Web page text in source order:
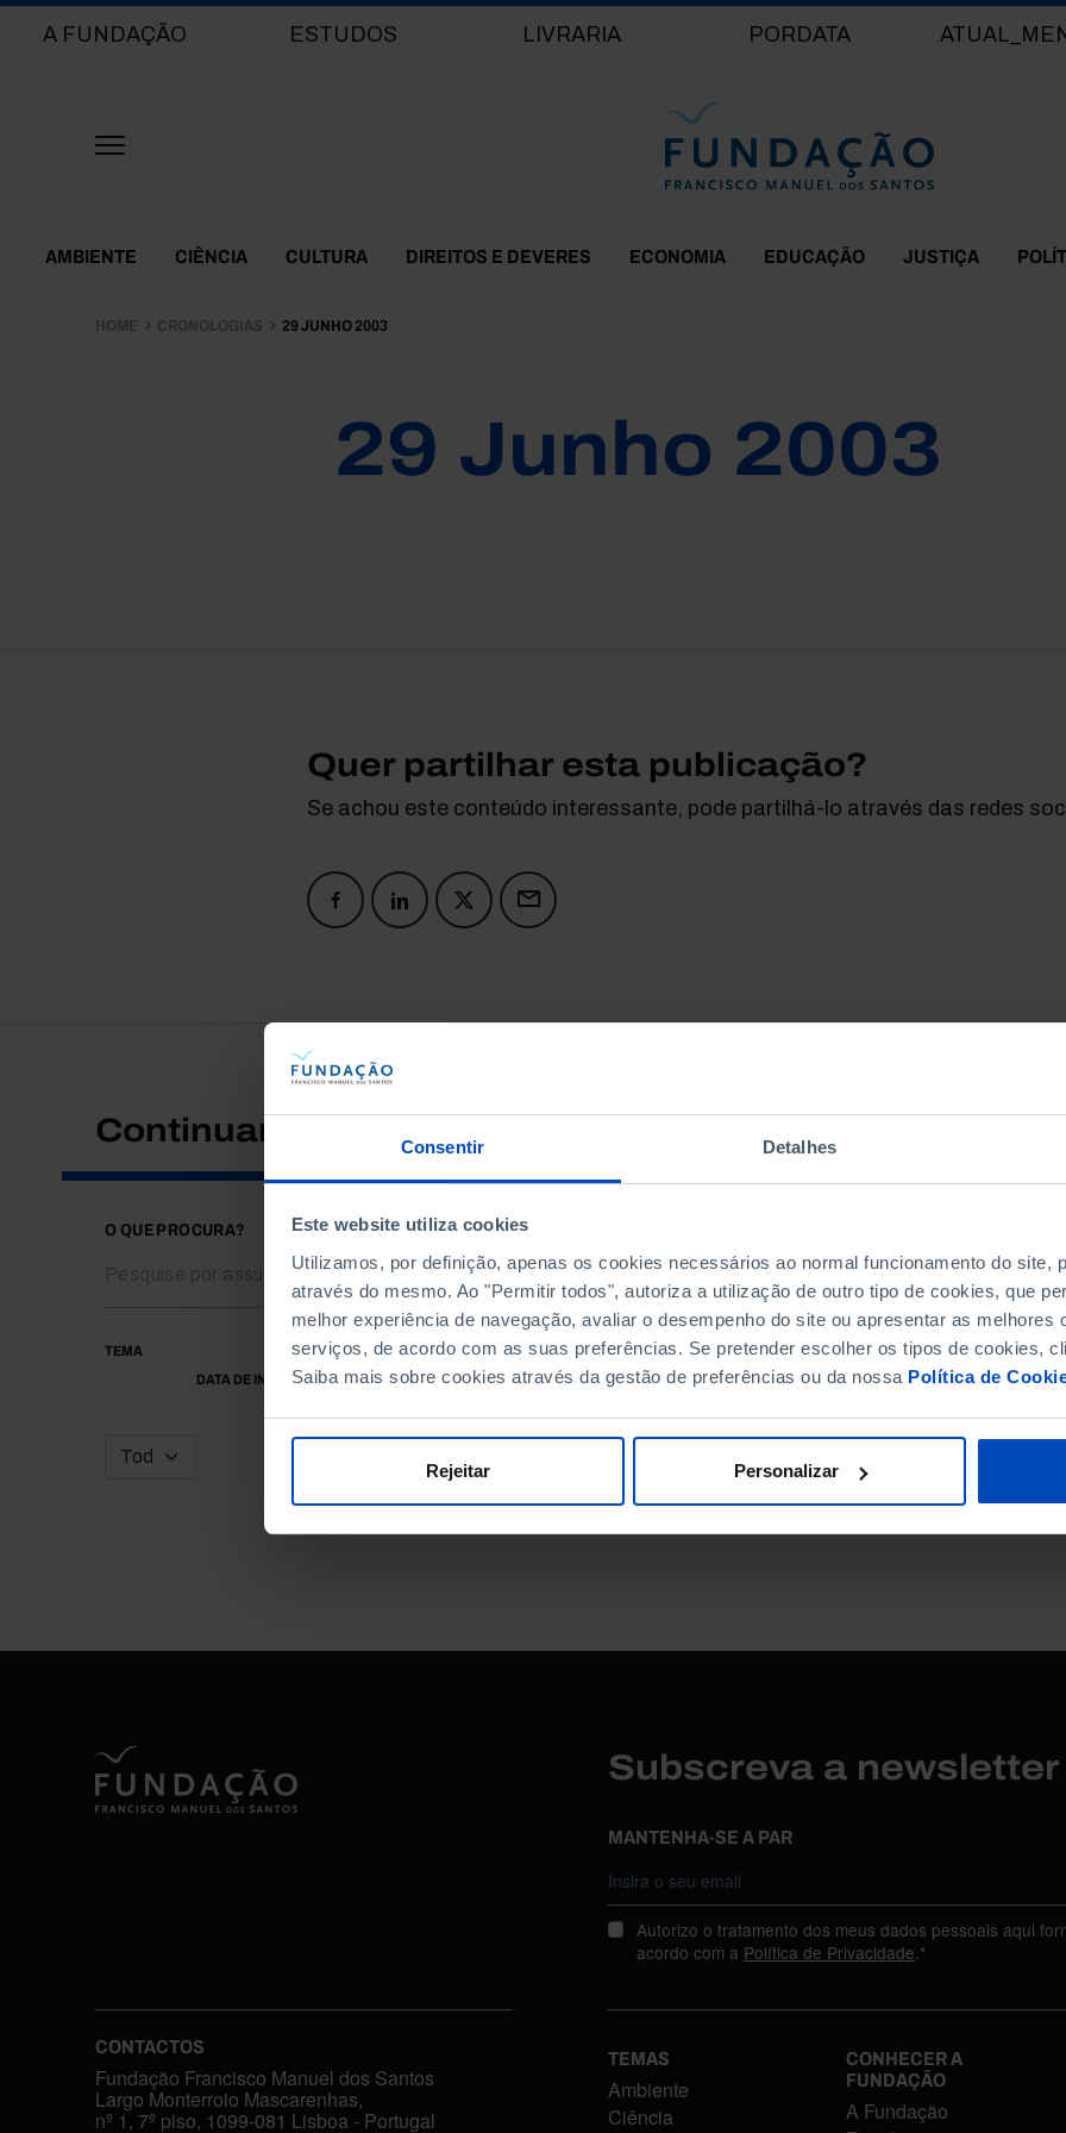
Consentir Detalhes
Este website utiliza cookies
Utilizamos, por definição, apenas os cookies necessários ao normal funcionamento do site,
através do mesmo. Ao "Permitir todos", autoriza a utilização de outro tipo de cookies, que
melhor experiência de navegação, avaliar o desempenho do site ou apresentar as melhores
serviços, de acordo com as suas preferências. Se pretender escolher os tipos de cookies,
Saiba mais sobre cookies através da gestão de preferências ou da nossa Política de
Rejeitar Personalizar
Main navigation
A FUNDAÇÃO ESTUDOS LIVRARIA PORDATA
Themes Menu
AMBIENTE CIÊNCIA CULTURA DIREITOS E DEVERES ECONOMIA EDUCAÇÃO JUSTIÇA
HOME CRONOLOGIAS 29 JUNHO 2003
29 Junho 2003
Quer partilhar esta publicação?
Se achou este conteúdo interessante, pode partilhá-lo através das redes
Continuar a pesquisar
O QUE PROCURA?
TEMA
DATA DE INÍCIO
DATA DE FIM
Subscreva a
MANTENHA-SE A PAR
Autorizo o tratamento dos meus dados pessoais aqui
acordo com a Política de Privacidade.*
CONTACTOS
Fundação Francisco Manuel dos Santos
Largo Monterroio Mascarenhas,
nº 1, 7º piso, 1099-081 Lisboa - Portugal
TEMAS
Ambiente
Ciência
CONHECER A
FUNDAÇÃO
A Fundação